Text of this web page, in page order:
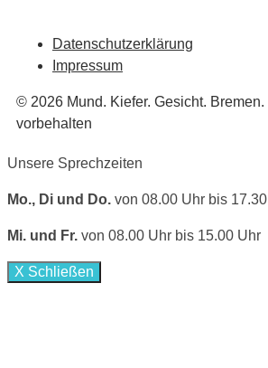
Datenschutzerklärung
Impressum
© 2026 Mund. Kiefer. Gesicht.
vorbehalten
Unsere Sprechzeiten
Mo., Di und Do. von 08.00 Uhr bis
Mi. und Fr. von 08.00 Uhr bis 15.00 Uhr
X Schließen